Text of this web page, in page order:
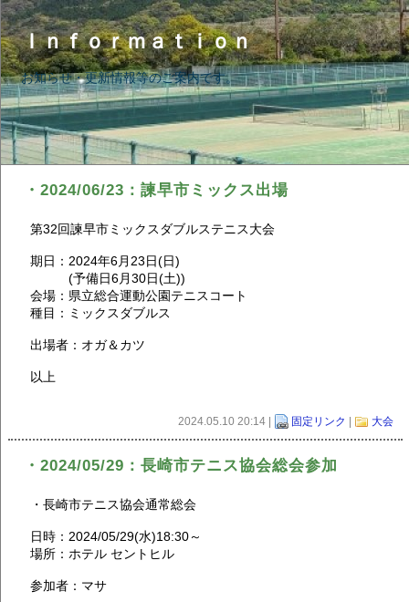
Ｉｎｆｏｒｍａｔｉｏｎ
お知らせ・更新情報等のご案内です。
・2024/06/23：諫早市ミックス出場
第32回諫早市ミックスダブルステニス大会
期日：2024年6月23日(日)
(予備日6月30日(土))
会場：県立総合運動公園テニスコート
種目：ミックスダブルス
出場者：オガ＆カツ
以上
2024.05.10 20:14 | 固定リンク | 大会
・2024/05/29：長崎市テニス協会総会参加
・長崎市テニス協会通常総会
日時：2024/05/29(水)18:30～
場所：ホテル セントヒル
参加者：マサ